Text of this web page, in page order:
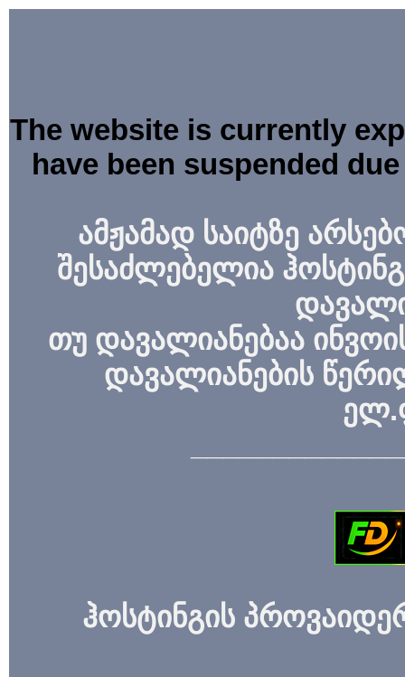
The website is currently
have been suspended
ამჟამად საიტზე
შესაძლებელია
თუ დავალიანებაა
დავალიანების
ჰოსტინგის